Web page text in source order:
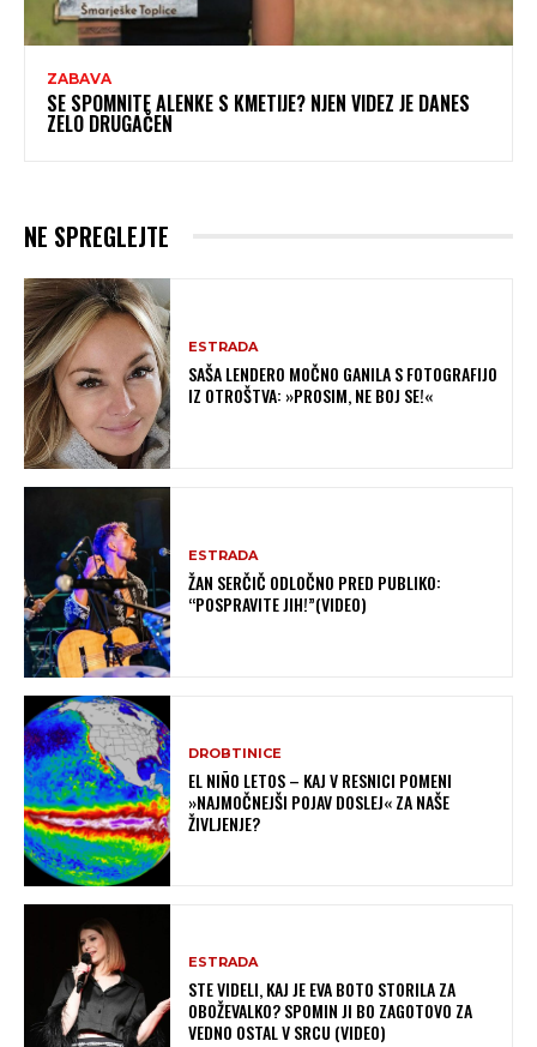
ZABAVA
SE SPOMNITE ALENKE S KMETIJE? NJEN VIDEZ JE DANES
ZELO DRUGAČEN
NE SPREGLEJTE
ESTRADA
SAŠA LENDERO MOČNO GANILA S FOTOGRAFIJO
IZ OTROŠTVA: »PROSIM, NE BOJ SE!«
ESTRADA
ŽAN SERČIČ ODLOČNO PRED PUBLIKO:
“POSPRAVITE JIH!”(VIDEO)
DROBTINICE
EL NIÑO LETOS – KAJ V RESNICI POMENI
»NAJMOČNEJŠI POJAV DOSLEJ« ZA NAŠE
ŽIVLJENJE?
ESTRADA
STE VIDELI, KAJ JE EVA BOTO STORILA ZA
OBOŽEVALKO? SPOMIN JI BO ZAGOTOVO ZA
VEDNO OSTAL V SRCU (VIDEO)